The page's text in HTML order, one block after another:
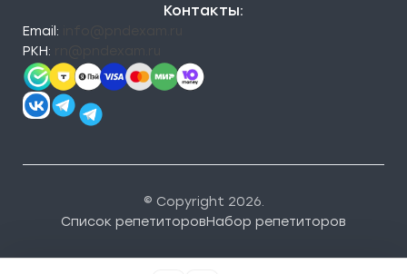
Контакты:
Email:
РКН:
© Copyright 2026.
Список репетиторовНабор репетиторов